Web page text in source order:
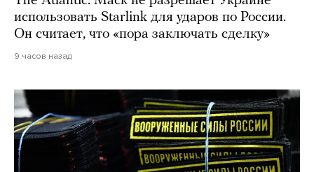
использовать Starlink для ударов по России.
Он считает, что «пора заключать сделку»
9 часов назад